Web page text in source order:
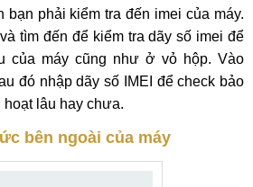
bạn phải kiểm tra đến imei của máy.
tìm đến để kiểm tra dãy số imei để
của máy cũng như ở vỏ hộp. Vào
đó nhập dãy số IMEI để check bảo
hoạt lâu hay chưa.
bên ngoài của máy